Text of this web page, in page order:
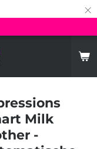
×
Milk
-